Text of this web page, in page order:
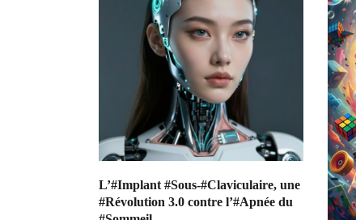
L’#Implant #Sous-#Claviculaire, une
#Révolution 3.0 contre l’#Apnée du